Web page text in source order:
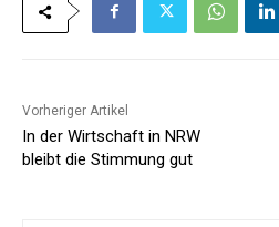
Vorheriger Artikel
In der Wirtschaft in NRW
bleibt die Stimmung gut